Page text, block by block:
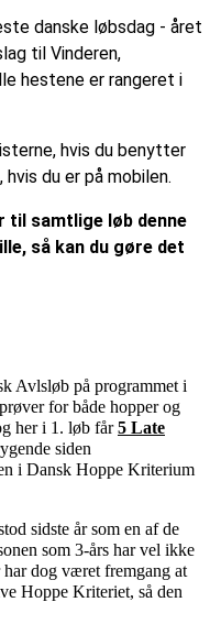
danske løbsdag - året
til Vinderen,
hestene er rangeret i
hvis du benytter
du er på mobilen.
til samtlige løb denne
så kan du gøre det
Avlsløb på programmet i
for både hopper og
her i 1. løb får5 Late
siden
i Dansk Hoppe Kriterium
sidste år som en af de
som 3-års har vel ikke
dog været fremgang at
Hoppe Kriteriet, så den